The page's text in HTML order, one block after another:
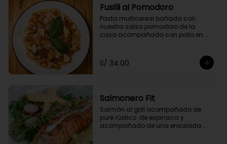
Fusilli al Pomodoro
Pasta multicereal bañada con
nuestra salsa pomodoro de la
casa acompañada con pollo en
S/ 34.00
Salmonero Fit
Salmón al grill acompañado de
puré rústico  de espinaca y
acompañado de una ensalada